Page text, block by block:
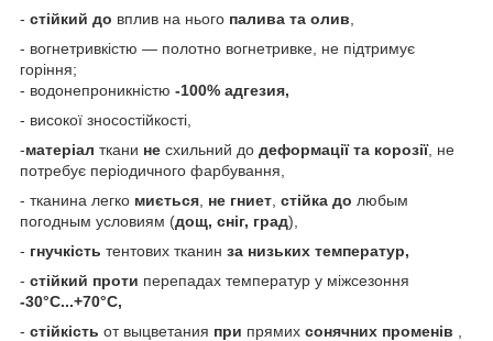
- стійкий до вплив на нього палива та олив
- вогнетривкістю — полотно вогнетривке, не підтримує
горіння;
- водонепроникністю -100% адгезия,
- високої зносостійкості,
-матеріал ткани не схильний до деформації та корозії, не
потребує періодичного фарбування,
- тканина легко миється не гниет стійка до любым
погодным условиям (дощ, сніг, град),
- гнучкість тентових тканин за низьких температур,
- стійкий проти перепадах температур у міжсезоння
-30°C...+70°C,
- стійкість от выцветания при прямих сонячних променів